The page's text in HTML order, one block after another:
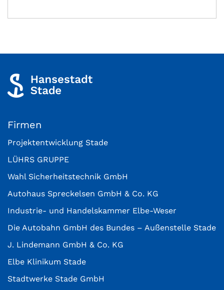
Firmen
Projektentwicklung Stade
LÜHRS GRUPPE
Wahl Sicherheitstechnik GmbH
Autohaus Spreckelsen GmbH & Co. KG
Industrie- und Handelskammer Elbe-Weser
Die Autobahn GmbH des Bundes – Außenstelle Stade
J. Lindemann GmbH & Co. KG
Elbe Klinikum Stade
Stadtwerke Stade GmbH